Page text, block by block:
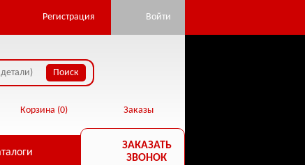
Регистрация Войти
Заказы
Корзина (0)
ЗАКАЗАТЬ
ЗВОНОК